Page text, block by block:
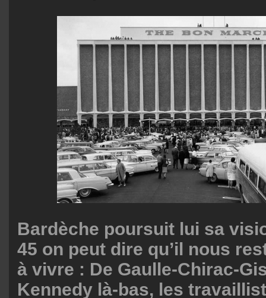
Bardèche poursuit lui sa
45 on peut dire qu’il nous
à vivre : De Gaulle-Chirac-
Kennedy là-bas, les